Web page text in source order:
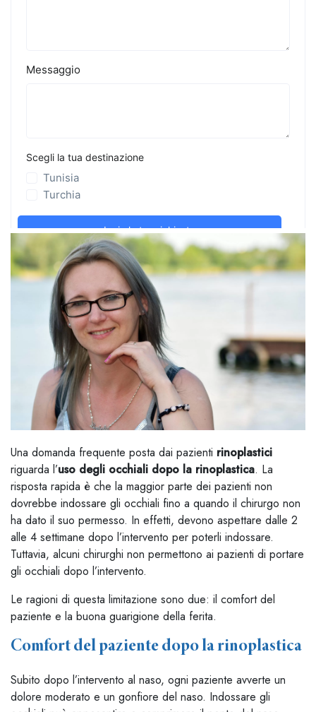
Una domanda frequente posta dai pazienti rinoplastici
riguarda l’uso degli occhiali dopo la rinoplastica. La
risposta rapida è che la maggior parte dei pazienti non
dovrebbe indossare gli occhiali fino a quando il chirurgo non
ha dato il suo permesso. In effetti, devono aspettare dalle 2
alle 4 settimane dopo l’intervento per poterli indossare.
Tuttavia, alcuni chirurghi non permettono ai pazienti di portare
gli occhiali dopo l’intervento.
Le ragioni di questa limitazione sono due: il comfort del
paziente e la buona guarigione della ferita.
Comfort del paziente dopo la rinoplastica
Subito dopo l’intervento al naso, ogni paziente avverte un
dolore moderato e un gonfiore del naso. Indossare gli